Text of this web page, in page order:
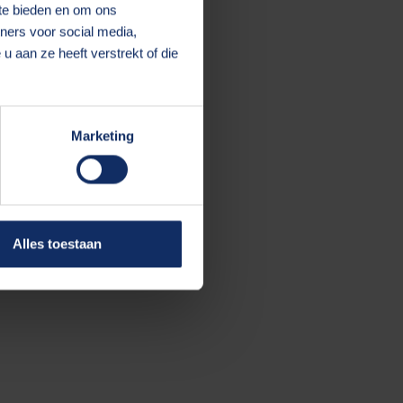
bieden en om ons
voor social media,
aan ze heeft verstrekt of die
Marketing
Alles toestaan
information).